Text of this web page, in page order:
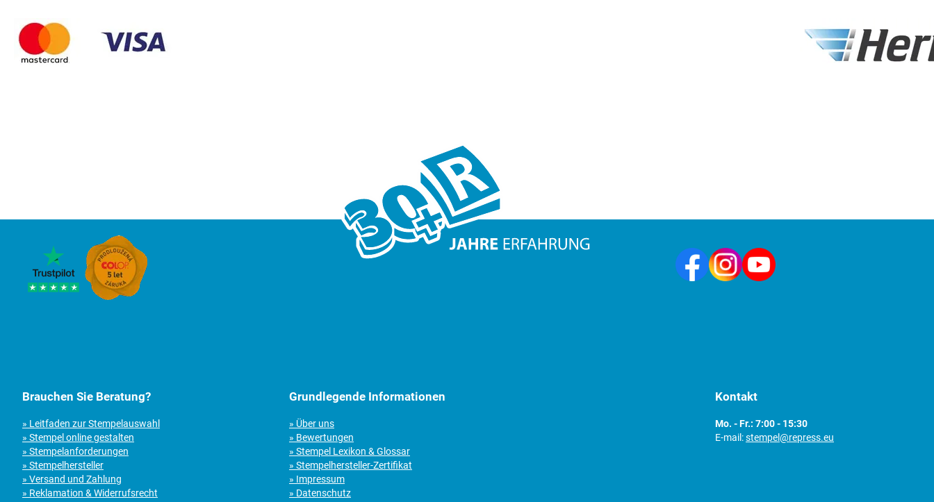
Brauchen Sie Beratung?
» Leitfaden zur Stempelauswahl
» Stempel online gestalten
» Stempelanforderungen
» Stempelhersteller
» Versand und Zahlung
» Reklamation & Widerrufsrecht
Grundlegende Informationen
» Über uns
» Bewertungen
» Stempel Lexikon & Glossar
» Stempelhersteller-Zertifikat
» Impressum
» Datenschutz
Kontakt
Mo. - Fr.: 7:00 - 15:30
E-mail:stempel@repress.eu